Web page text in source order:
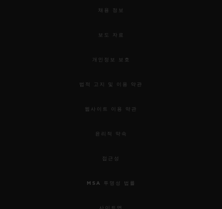
채용 정보
보도 자료
개인정보 보호
법적 고지 및 이용 약관
웹사이트 이용 약관
윤리적 약속
접근성
MSA 투명성 법률
사이트맵